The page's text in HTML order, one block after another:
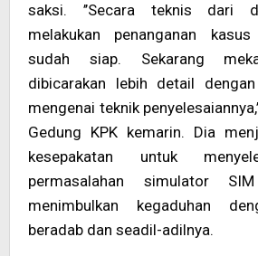
saksi. ’’Secara teknis dari
melakukan penanganan
sudah siap. Sekarang
dibicarakan lebih detail
mengenai teknik
Gedung KPK kemarin. Dia
kesepakatan untuk
permasalahan simulator
menimbulkan kegaduhan
beradab dan seadil-adilnya.